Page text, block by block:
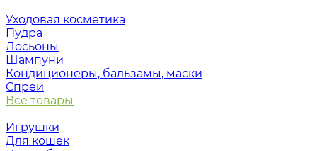
Уходовая косметика
Пудра
Лосьоны
Шампуни
Кондиционеры, бальзамы, маски
Спреи
Все товары
Игрушки
Для кошек